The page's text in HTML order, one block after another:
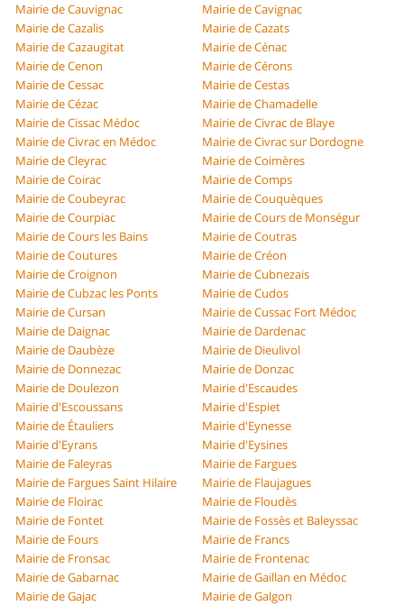
Mairie de Cauvignac
Mairie de Cavignac
Mairie de Cazalis
Mairie de Cazats
Mairie de Cazaugitat
Mairie de Cénac
Mairie de Cenon
Mairie de Cérons
Mairie de Cessac
Mairie de Cestas
Mairie de Cézac
Mairie de Chamadelle
Mairie de Cissac Médoc
Mairie de Civrac de Blaye
Mairie de Civrac en Médoc
Mairie de Civrac sur Dordogne
Mairie de Cleyrac
Mairie de Coimères
Mairie de Coirac
Mairie de Comps
Mairie de Coubeyrac
Mairie de Couquèques
Mairie de Courpiac
Mairie de Cours de Monségur
Mairie de Cours les Bains
Mairie de Coutras
Mairie de Coutures
Mairie de Créon
Mairie de Croignon
Mairie de Cubnezais
Mairie de Cubzac les Ponts
Mairie de Cudos
Mairie de Cursan
Mairie de Cussac Fort Médoc
Mairie de Daignac
Mairie de Dardenac
Mairie de Daubèze
Mairie de Dieulivol
Mairie de Donnezac
Mairie de Donzac
Mairie de Doulezon
Mairie d'Escaudes
Mairie d'Escoussans
Mairie d'Espiet
Mairie de Étauliers
Mairie d'Eynesse
Mairie d'Eyrans
Mairie d'Eysines
Mairie de Faleyras
Mairie de Fargues
Mairie de Fargues Saint Hilaire
Mairie de Flaujagues
Mairie de Floirac
Mairie de Floudès
Mairie de Fontet
Mairie de Fossès et Baleyssac
Mairie de Fours
Mairie de Francs
Mairie de Fronsac
Mairie de Frontenac
Mairie de Gabarnac
Mairie de Gaillan en Médoc
Mairie de Gajac
Mairie de Galgon